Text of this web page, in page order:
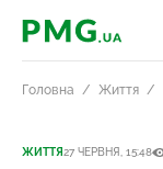
PMG.ua
Головна Життя
ЖИТТЯ27 ЧЕРВНЯ, 15:48